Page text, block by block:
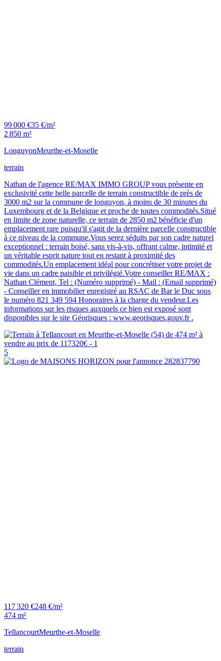
99 000 €35 €/m²
2 850 m²
LonguyonMeurthe-et-Moselle
terrain
Nathan de l'agence RE/MAX IMMO GROUP vous présente en
exclusivité cette belle parcelle de terrain constructible de près de
3000 m2 sur la commune de longuyon, à moins de 30 minutes du
Luxembourg et de la Belgique et proche de toutes commodités.Situé
en limite de zone naturelle, ce terrain de 2850 m2 bénéficie d'un
emplacement rare puisqu'il s'agit de la dernière parcelle constructible
à ce niveau de la commune.Vous serez séduits par son cadre naturel
exceptionnel : terrain boisé, sans vis-à-vis, offrant calme, intimité et
un véritable esprit nature tout en restant à proximité des
commodités.Un emplacement idéal pour concrétiser votre projet de
vie dans un cadre paisible et privilégié.Votre conseiller RE/MAX :
Nathan Clément, Tel : (Numéro supprimé) - Mail : (Email supprimé)
- Conseiller en immobilier enregistré au RSAC de Bar le Duc sous
le numéro 821 349 594 Honoraires à la charge du vendeur.Les
informations sur les risques auxquels ce bien est exposé sont
disponibles sur le site Géorisques : www.georisques.gouv.fr .
5
117 320 €248 €/m²
474 m²
TellancourtMeurthe-et-Moselle
terrain